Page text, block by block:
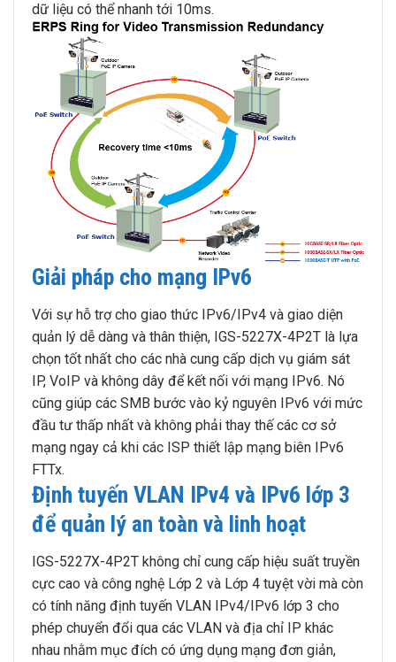
dữ liệu có thể nhanh tới 10ms.
Giải pháp cho mạng IPv6
Với sự hỗ trợ cho giao thức IPv6/IPv4 và giao diện
quản lý dễ dàng và thân thiện, IGS-5227X-4P2T là lựa
chọn tốt nhất cho các nhà cung cấp dịch vụ giám sát
IP, VoIP và không dây để kết nối với mạng IPv6. Nó
cũng giúp các SMB bước vào kỷ nguyên IPv6 với mức
đầu tư thấp nhất và không phải thay thế các cơ sở
mạng ngay cả khi các ISP thiết lập mạng biên IPv6
FTTx.
Định tuyến VLAN IPv4 và IPv6 lớp 3
để quản lý an toàn và linh hoạt
IGS-5227X-4P2T không chỉ cung cấp hiệu suất truyền
cực cao và công nghệ Lớp 2 và Lớp 4 tuyệt vời mà còn
có tính năng định tuyến VLAN IPv4/IPv6 lớp 3 cho
phép chuyển đổi qua các VLAN và địa chỉ IP khác
nhau nhằm mục đích có ứng dụng mạng đơn giản,